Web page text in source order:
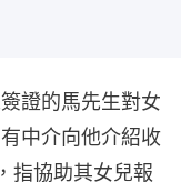
證的馬先生對女
中介向他介紹收
指協助其女兒報